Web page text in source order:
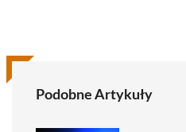
Podobne Artykuły